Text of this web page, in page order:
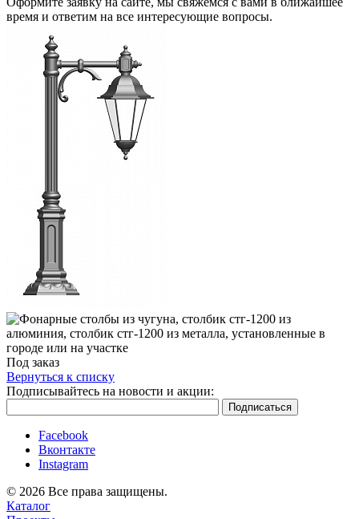
время и ответим на все интересующие вопросы.
Под заказ
Вернуться к списку
Подписывайтесь на новости и акции:
Facebook
Вконтакте
Instagram
© 2026 Все права защищены.
Каталог